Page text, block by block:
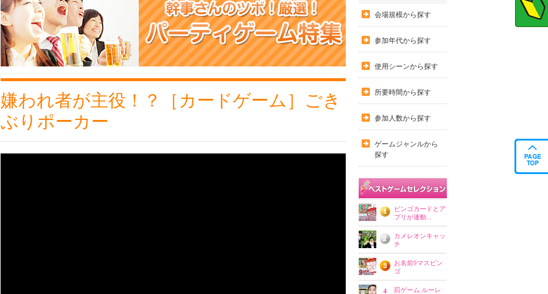
嫌われ者が主役！？［カードゲーム］ごき
ぶりポーカー
会場規模から探す
参加年代から探す
使用シーンから探す
所要時間から探す
参加人数から探す
ゲームジャンルから
探す